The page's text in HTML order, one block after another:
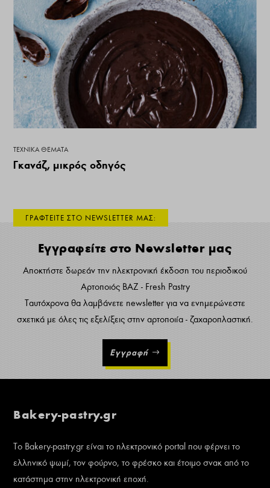
ΤΕΧΝΙΚΆ ΘΈΜΑΤΑ
Γκανάζ, μικρός οδηγός
ΓΡΑΦΤΕΙΤΕ ΣΤΟ NEWSLETTER ΜΑΣ:
Εγγραφείτε στο Newsletter μας
Αποκτήστε δωρεάν την ηλεκτρονική έκδοση του περιοδικού
Αρτοποιός ΒΑΖ - Fresh Pastry
Ταυτόχρονα θα λαμβάνετε newsletter για να ενημερώνεστε
σχετικά με όλες τις εξελίξεις στην αρτοποιία - ζαχαροπλαστική.
Εγγραφή
Bakery-pastry.gr
Το Bakery-pastry.gr είναι το ηλεκτρονικό portal που φέρνει το
ελληνικό ψωμί, τον φούρνο, το φρέσκο και έτοιμο σνακ από το
κατάστημα στην ηλεκτρονική εποχή.